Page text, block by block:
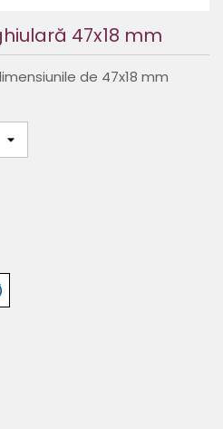
47x18 mm
de 47x18 mm